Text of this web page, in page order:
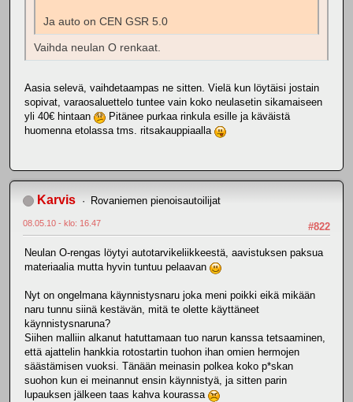
Ja auto on CEN GSR 5.0
Vaihda neulan O renkaat.
Aasia selevä, vaihdetaampas ne sitten. Vielä kun löytäisi jostain
sopivat, varaosaluettelo tuntee vain koko neulasetin sikamaiseen
yli 40€ hintaan
Pitänee purkaa rinkula esille ja käväistä
huomenna etolassa tms. ritsakauppiaalla
Karvis Rovaniemen pienoisautoilijat
#822
08.05.10 - klo: 16.47
Neulan O-rengas löytyi autotarvikeliikkeestä, aavistuksen paksua
materiaalia mutta hyvin tuntuu pelaavan
Nyt on ongelmana käynnistysnaru joka meni poikki eikä mikään
naru tunnu siinä kestävän, mitä te olette käyttäneet
käynnistysnaruna?
Siihen malliin alkanut hatuttamaan tuo narun kanssa tetsaaminen,
että ajattelin hankkia rotostartin tuohon ihan omien hermojen
säästämisen vuoksi. Tänään meinasin polkea koko p*skan
suohon kun ei meinannut ensin käynnistyä, ja sitten parin
lupauksen jälkeen taas kahva kourassa